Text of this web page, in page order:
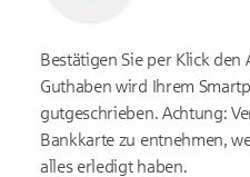
Bestätigen Sie per Klick den
Guthaben wird Ihrem
gutgeschrieben. Achtung:
Bankkarte zu entnehmen,
alles erledigt haben.